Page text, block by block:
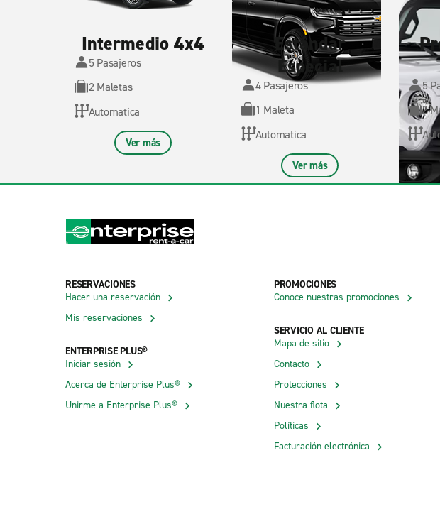
Intermedio 4x4
5 Pasajeros
2 Maletas
Automatica
Ver más
Estándar
Especial
4 Pasajeros
1 Maleta
Automatica
Ver más
5
2
RESERVACIONES
Hacer una reservación
Mis reservaciones
ENTERPRISE PLUS®
Iniciar sesión
Acerca de Enterprise Plus®
Unirme a Enterprise Plus®
PROMOCIONES
Conoce nuestras promociones
SERVICIO AL CLIENTE
Mapa de sitio
Contacto
Protecciones
Nuestra flota
Políticas
Facturación electrónica